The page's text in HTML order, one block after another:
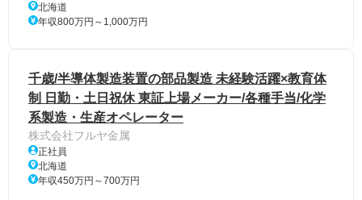
北海道
年収800万円～1,000万円
千歳/半導体製造装置の部品製造 未経験活躍×教育体
制 日勤・土日祝休 東証上場メーカー/各種手当/化学
系製造・生産オペレーター
株式会社フルヤ金属
正社員
北海道
年収450万円～700万円